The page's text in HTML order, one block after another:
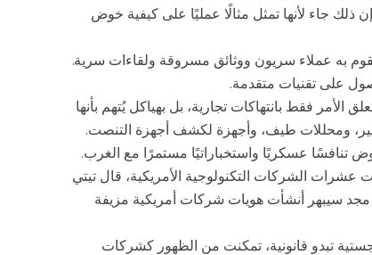
ذلك جاء لأنها تمثل مثالًا عمليًا على كيفية خوض
به عملاء سريون ووثائق مسروقة ولقاءات سرية.
على تقنيات متقدمة.
الأمر فقط بانتهاكات تجارية، بل بهياكل يُتهم بأنها
ومحللات طيف، وأجهزة لكشف أجهزة التنصت.
تنافسًا عسكريًا واستخباراتيًا مستمرًا مع الغرب.
الشركات التكنولوجية الأمريكية، قال تيتي
مجد سيبهر أنشأت هويات شركات أمريكية مزيفة
تبدو قانونية، تمكنت من الظهور كشركات